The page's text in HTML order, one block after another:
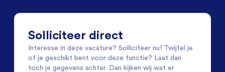
Solliciteer direct
Interesse in deze vacature? Solliciteer nu! Twijfel je
of je geschikt bent voor deze functie? Laat dan
toch je gegevens achter. Dan kijken wij wat er